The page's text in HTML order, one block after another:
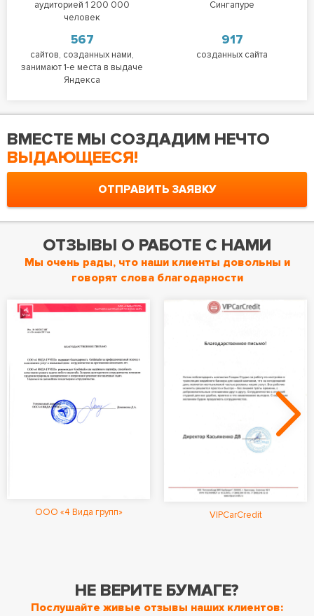
аудиторией 1 200 000
человек
Сингапуре
567
сайтов, созданных нами,
занимают 1-е места в выдаче
Яндекса
917
созданных сайта
ВМЕСТЕ МЫ СОЗДАДИМ НЕЧТО
ВЫДАЮЩЕЕСЯ!
ОТПРАВИТЬ ЗАЯВКУ
ОТЗЫВЫ О РАБОТЕ С НАМИ
Мы очень рады, что наши клиенты довольны и
говорят слова благодарности
ООО «4 Вида групп» VIPCarCredit
НЕ ВЕРИТЕ БУМАГЕ?
Послушайте живые отзывы наших клиентов: